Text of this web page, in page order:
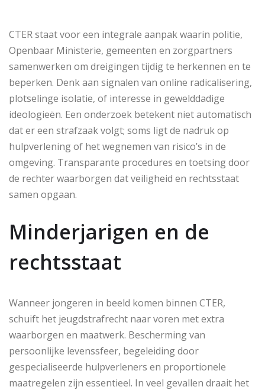
CTER staat voor een integrale aanpak waarin politie,
Openbaar Ministerie, gemeenten en zorgpartners
samenwerken om dreigingen tijdig te herkennen en te
beperken. Denk aan signalen van online radicalisering,
plotselinge isolatie, of interesse in gewelddadige
ideologieën. Een onderzoek betekent niet automatisch
dat er een strafzaak volgt; soms ligt de nadruk op
hulpverlening of het wegnemen van risico’s in de
omgeving. Transparante procedures en toetsing door
de rechter waarborgen dat veiligheid en rechtsstaat
samen opgaan.
Minderjarigen en de
rechtsstaat
Wanneer jongeren in beeld komen binnen CTER,
schuift het jeugdstrafrecht naar voren met extra
waarborgen en maatwerk. Bescherming van
persoonlijke levenssfeer, begeleiding door
gespecialiseerde hulpverleners en proportionele
maatregelen zijn essentieel. In veel gevallen draait het